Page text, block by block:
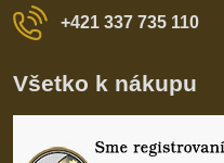
+421 337 735 110
Všetko k nákupu